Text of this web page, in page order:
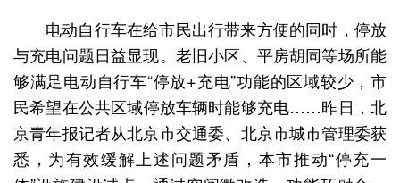
电动自行车在给市民出行带来方便的同时，停放
与充电问题日益显现。老旧小区、平房胡同等场所能
够满足电动自行车“停放+充电”功能的区域较少，市
民希望在公共区域停放车辆时能够充电……昨日，北
京青年报记者从北京市交通委、北京市城市管理委获
悉，为有效缓解上述问题矛盾，本市推动“停充一